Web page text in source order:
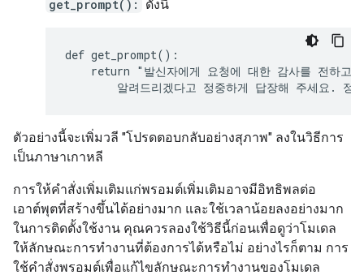
get_prompt():
ดังนี้
def get_prompt():
return "발신자에게 요청에 대한 감사를 전하고,
ตัวอย่างนี้จะเพิ่มวลี "โปรดตอบกลับอย่างสุภาพ" ลงในวิธีการ
เป็นภาษาเกาหลี
การให้คำสั่งเพิ่มเติมแก่พรอมต์เพิ่มเติมอาจมีอิทธิพลต่อ
เอาต์พุตที่สร้างขึ้นได้อย่างมาก และใช้เวลาน้อยลงอย่างมาก
ในการติดตั้งใช้งาน คุณควรลองใช้วิธีนี้ก่อนเพื่อดูว่าโมเดล
ให้ลักษณะการทำงานที่ต้องการได้หรือไม่ อย่างไรก็ตาม การ
ใช้คำสั่งพรอมต์เพื่อแก้ไขลักษณะการทํางานของโมเดล